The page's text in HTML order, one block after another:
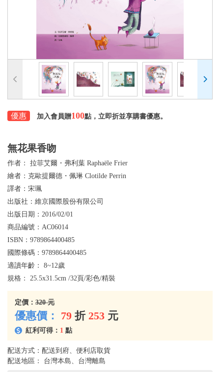
優惠 加入會員贈100點，立即折並享購書優惠。
無花果香吻
作者： 拉菲艾爾・弗利葉 Raphaële Frier
繪者： 克歐提爾德・佩琳 Clotilde Perrin
譯者： 宋珮
出版社： 維京國際股份有限公司
出版日期： 2016/02/01
商品編號： AC06014
ISBN： 9789864400485
國際條碼： 9789864400485
適讀年齡： 8~12歲
規格： 25.5x31.5cm /32頁/彩色/精裝
定價： 320 元
優惠價： 79 折 253 元
紅利可得： 1 點
配送方式：配送到府、便利店取貨
配送地區： 台灣本島、台灣離島